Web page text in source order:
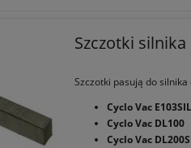
Szczotki silnika
Szczotki pasują do
Cyclo Vac E103SIL
Cyclo Vac DL100
Cyclo Vac